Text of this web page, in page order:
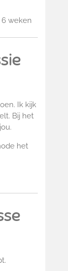
weken
Ik kijk
Bij het
het